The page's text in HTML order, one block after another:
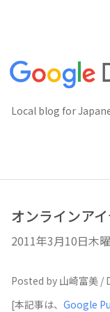
Local blog for
オンラインア
2011年3月10日木
Posted by 山崎富美
[本記事は、 Google